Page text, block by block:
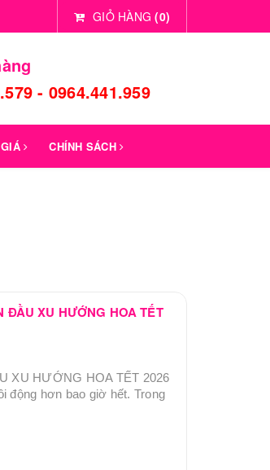
GIỎ HÀNG (0)
- 0964.441.959
CHÍNH SÁCH
ĐẦU XU HƯỚNG HOA TẾT
XU HƯỚNG HOA TẾT 2026
động hơn bao giờ hết. Trong